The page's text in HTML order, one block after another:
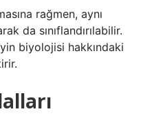
rağmen, aynı
da sınıflandırılabilir.
biyolojisi hakkındaki